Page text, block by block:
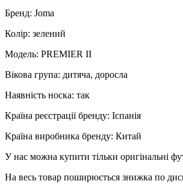
Бренд: Joma
Колір: зелений
Модель: PREMIER II
Вікова група: дитяча, доросла
Наявність носка: так
Країна реєстрації бренду: Іспанія
Країна виробника бренду: Китай
У нас можна купити тільки оригінальні
На весь товар поширюється знижка по